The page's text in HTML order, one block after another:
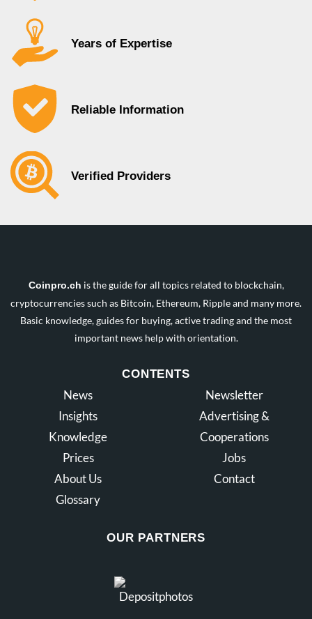
Years of Expertise
Reliable Information
Verified Providers
Coinpro.ch is the guide for all topics related to blockchain,
cryptocurrencies such as Bitcoin, Ethereum, Ripple and many more.
Basic knowledge, guides for buying, active trading and the most
important news help with orientation.
CONTENTS
News
Insights
Knowledge
Prices
About Us
Glossary
Newsletter
Advertising &
Cooperations
Jobs
Contact
OUR PARTNERS